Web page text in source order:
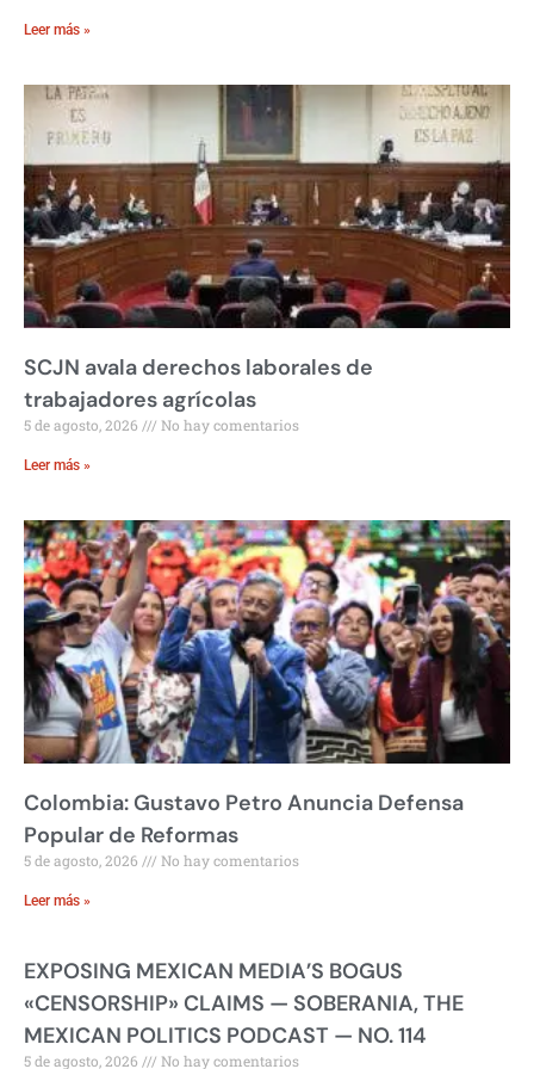
Leer más »
SCJN avala derechos laborales de
trabajadores agrícolas
5 de agosto, 2026 No hay comentarios
Leer más »
Colombia: Gustavo Petro Anuncia Defensa
Popular de Reformas
5 de agosto, 2026 No hay comentarios
Leer más »
EXPOSING MEXICAN MEDIA’S BOGUS
«CENSORSHIP» CLAIMS — SOBERANIA, THE
MEXICAN POLITICS PODCAST — NO. 114
5 de agosto, 2026 No hay comentarios